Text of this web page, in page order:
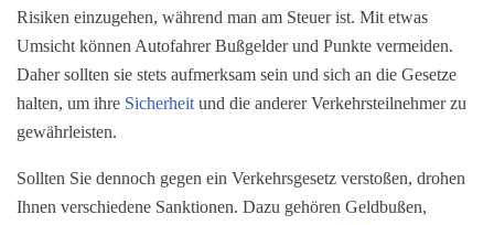
Risiken einzugehen, während man am Steuer ist. Mit etwas
Umsicht können Autofahrer Bußgelder und Punkte vermeiden.
Daher sollten sie stets aufmerksam sein und sich an die Gesetze
halten, um ihre Sicherheitund die anderer Verkehrsteilnehmer zu
gewährleisten.
Sollten Sie dennoch gegen ein Verkehrsgesetz verstoßen, drohen
Ihnen verschiedene Sanktionen. Dazu gehören Geldbußen,